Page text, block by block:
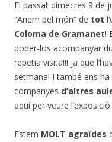
El passat dimecres 9 de
“Anem pel món” de tot
Coloma de Gramanet!
poder-los acompanyar
repetia visita!!! ja que
setmana! I també ens ha
companyes d’altres
aquí per veure
Estem MOLT agraïdes